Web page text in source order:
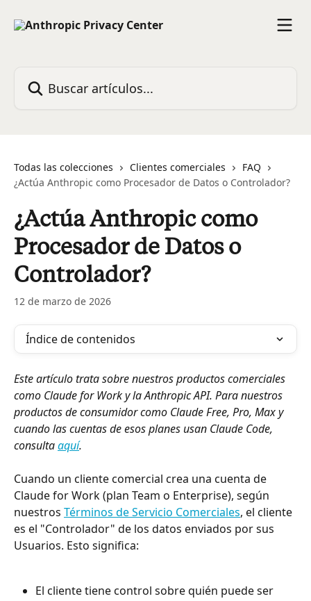
Todas las colecciones Clientes comerciales
FAQ
¿Actúa Anthropic como Procesador de Datos o Controlador?
¿Actúa Anthropic como
Procesador de Datos o
Controlador?
12 de marzo de 2026
Índice de contenidos
Este artículo trata sobre nuestros productos comerciales
como Claude for Work y la Anthropic API. Para nuestros
productos de consumidor como Claude Free, Pro, Max y
cuando las cuentas de esos planes usan Claude Code,
consulta aquí.
Cuando un cliente comercial crea una cuenta de
Claude for Work (plan Team o Enterprise), según
nuestros Términos de Servicio Comerciales, el cliente
es el "Controlador" de los datos enviados por sus
Usuarios. Esto significa:
El cliente tiene control sobre quién puede ser